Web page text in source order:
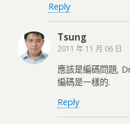
Reply
Tsung
2011 年 11 月 06 日
應該是編碼問題,
編碼是一樣的.
Reply